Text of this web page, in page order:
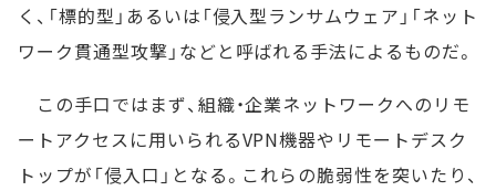
く、「標的型」あるいは「侵入型ランサムウェア」「ネット
ワーク貫通型攻撃」などと呼ばれる手法によるものだ。
この手口ではまず、組織・企業ネットワークへのリモ
ートアクセスに用いられるVPN機器やリモートデスク
トップが「侵入口」となる。これらの脆弱性を突いたり、